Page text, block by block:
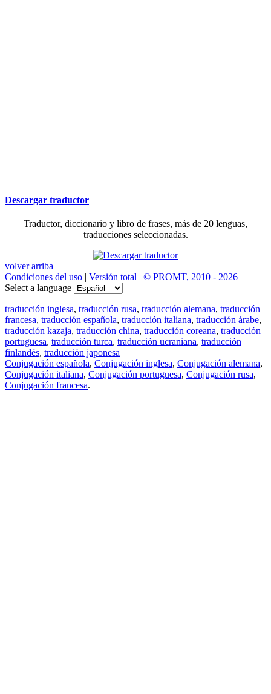
Descargar traductor
Traductor, diccionario y libro de frases, más de 20 lenguas,
traducciones seleccionadas.
volver arriba
Condiciones del uso | Versión total | © PROMT, 2010 - 2026
Select a language
traducción inglesa, traducción rusa, traducción alemana, traducción
francesa, traducción española, traducción italiana, traducción árabe,
traducción kazaja, traducción china, traducción coreana, traducción
portuguesa, traducción turca, traducción ucraniana, traducción
finlandés, traducción japonesa
Conjugación española, Conjugación inglesa, Conjugación alemana,
Conjugación italiana, Conjugación portuguesa, Conjugación rusa,
Conjugación francesa.